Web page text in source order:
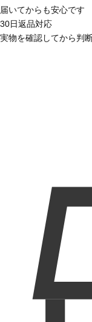
届いてからも安心です
30日返品対応
実物を確認してから判